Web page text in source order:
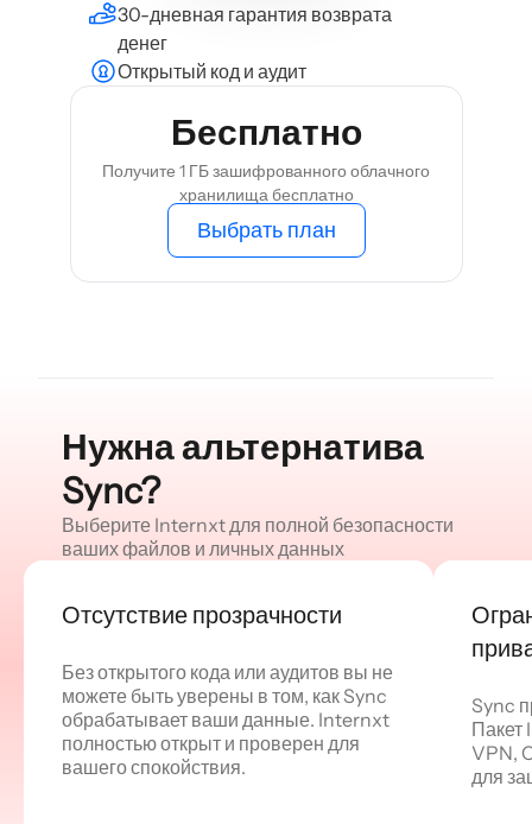
30-дневная гарантия возврата
денег
Открытый код и аудит
Бесплатно
Получите 1 ГБ зашифрованного облачного
хранилища бесплатно
Выбрать план
Нужна альтернатива
Sync?
Выберите Internxt для полной безопасности
ваших файлов и личных данных
Отсутствие прозрачности
Без открытого кода или аудитов вы не
можете быть уверены в том, как Sync
обрабатывает ваши данные. Internxt
полностью открыт и проверен для
вашего спокойствия.
Sync
Пакет
VPN,
для